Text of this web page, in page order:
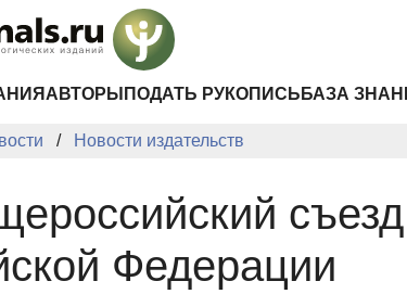
АВТОРЫ ПОДАТЬ РУКОПИСЬ БАЗА
Новости издательств
съезд
Федерации